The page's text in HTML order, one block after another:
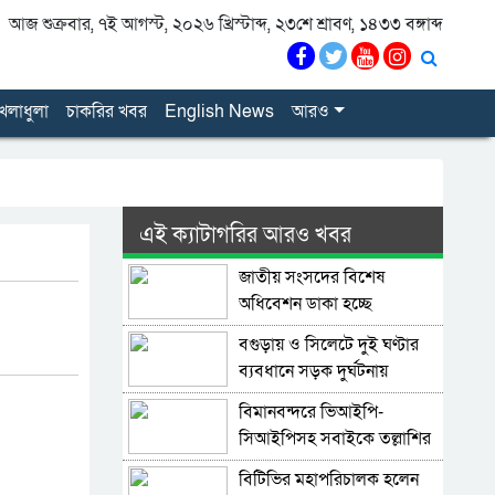
আজ শুক্রবার, ৭ই আগস্ট, ২০২৬ খ্রিস্টাব্দ, ২৩শে শ্রাবণ, ১৪৩৩ বঙ্গাব্দ
চাকরির খবর English News আরও
এই ক্যাটাগরির আরও খবর
জাতীয় সংসদের বিশেষ
অধিবেশন ডাকা হচ্ছে
বগুড়ায় ও সিলেটে দুই ঘণ্টার
ব্যবধানে সড়ক দুর্ঘটনায়
শিশুসহ প্রাণ গেল ১৫ জনের
বিমানবন্দরে ভিআইপি-
সিআইপিসহ সবাইকে তল্লাশির
নির্দেশ
বিটিভির মহাপরিচালক হলেন